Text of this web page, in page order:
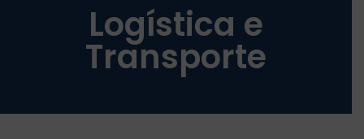
Logística e
Transporte